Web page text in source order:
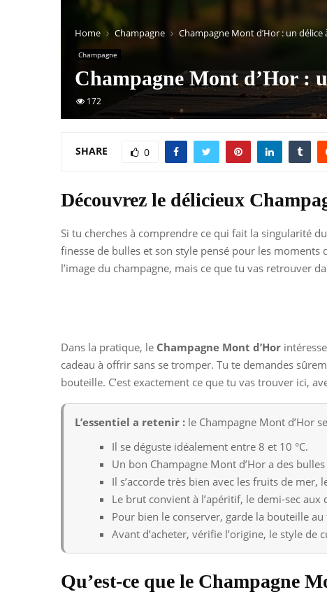
Home Champagne Champagne Mont d’Hor : un délice
Champagne
Champagne Mont d’Hor :
172
SHARE 0
Découvrez le délicieux
Si tu cherches à comprendre ce qui fait la singularité du
finesse de bulles et son style pensé pour les
l’image du champagne, mais ce que tu vas retrouver
Dans la pratique, le Champagne Mont d’Hor
cadeau à offrir sans se tromper. Tu te demandes
bouteille. C’est exactement ce que tu vas trouver ici,
L’essentiel a retenir : le Champagne Mont d’Hor
Il se déguste idéalement entre 8 et 10 °C.
Un bon Champagne Mont d’Hor a des
Il s’accorde très bien avec les fruits de mer,
Le brut convient à l’apéritif, le demi-sec
Pour bien le conserver, garde la bouteille
Avant d’acheter, vérifie l’origine, le style de
Qu’est-ce que le Champagne